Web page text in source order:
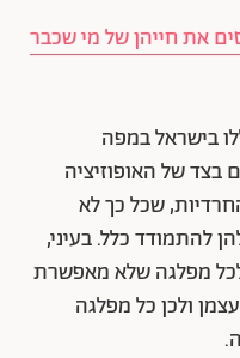
את חייהן של מי שכבר
בישראל במפה
בצד של האופוזיציה
שכל כך לא
להתמודד כלל. בעיני,
מפלגה שלא מאפשרת
ולכן כל מפלגה